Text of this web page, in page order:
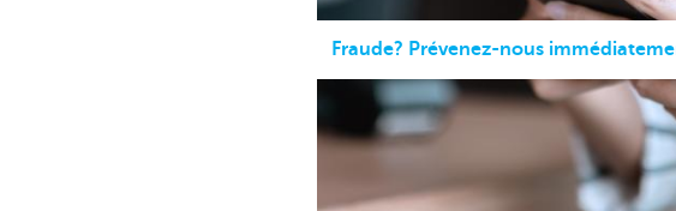
Fraude? Prévenez-nous